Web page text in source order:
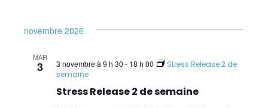
Recyclage des instructeurs en Wellness
Recyclage SR avancé
Instructeur en SR 1 à 3 (W. Topping)
novembre 2026
MAR
3
Stress Release 2 de semaine
3 novembre à 9 h 30 - 18 h 00
Stress Release 2 de
semaine